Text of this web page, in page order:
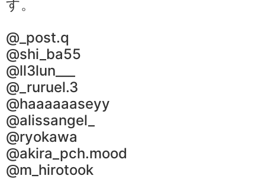
す。
@_post.q
@shi_ba55
@ll3lun___
@_ruruel.3
@haaaaaaseyy
@alissangel_
@ryokawa
@akira_pch.mood
@m_hirotook